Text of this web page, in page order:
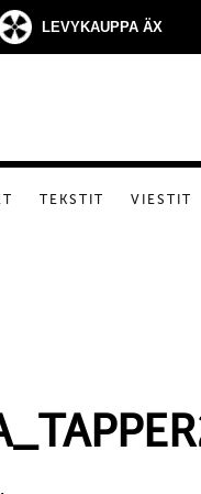
LEVYKAUPPA ÄX
TEKSTIT VIESTIT